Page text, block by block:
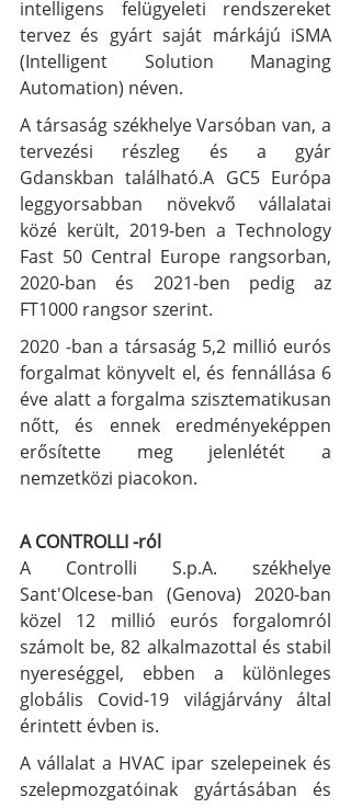
intelligens felügyeleti rendszereket
tervez és gyárt saját márkájú iSMA
(Intelligent Solution Managing
Automation) néven.
A társaság székhelye Varsóban van, a
tervezési részleg és a gyár
Gdanskban található.A GC5 Európa
leggyorsabban növekvő vállalatai
közé került, 2019-ben a Technology
Fast 50 Central Europe rangsorban,
2020-ban és 2021-ben pedig az
FT1000 rangsor szerint.
2020 -ban a társaság 5,2 millió eurós
forgalmat könyvelt el, és fennállása 6
éve alatt a forgalma szisztematikusan
nőtt, és ennek eredményeképpen
erősítette meg jelenlétét a
nemzetközi piacokon.
A CONTROLLI -ról
A Controlli S.p.A. székhelye
Sant'Olcese-ban (Genova) 2020-ban
közel 12 millió eurós forgalomról
számolt be, 82 alkalmazottal és stabil
nyereséggel, ebben a különleges
globális Covid-19 világjárvány által
érintett évben is.
A vállalat a HVAC ipar szelepeinek és
szelepmozgatóinak gyártásában és